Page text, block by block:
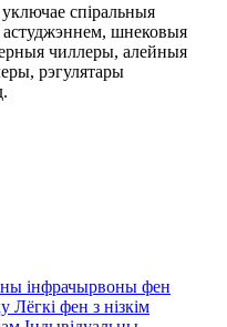
спіральныя
шнековыя
чиллеры, алейныя
рэгулятары